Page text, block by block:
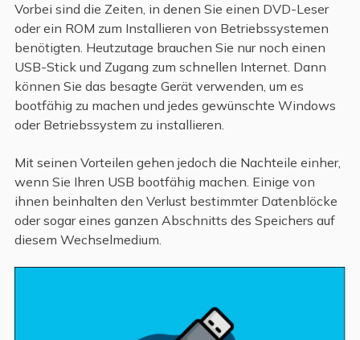
Vorbei sind die Zeiten, in denen Sie einen DVD-Leser
oder ein ROM zum Installieren von Betriebssystemen
benötigten. Heutzutage brauchen Sie nur noch einen
USB-Stick und Zugang zum schnellen Internet. Dann
können Sie das besagte Gerät verwenden, um es
bootfähig zu machen und jedes gewünschte Windows
oder Betriebssystem zu installieren.
Mit seinen Vorteilen gehen jedoch die Nachteile einher,
wenn Sie Ihren USB bootfähig machen. Einige von
ihnen beinhalten den Verlust bestimmter Datenblöcke
oder sogar eines ganzen Abschnitts des Speichers auf
diesem Wechselmedium.